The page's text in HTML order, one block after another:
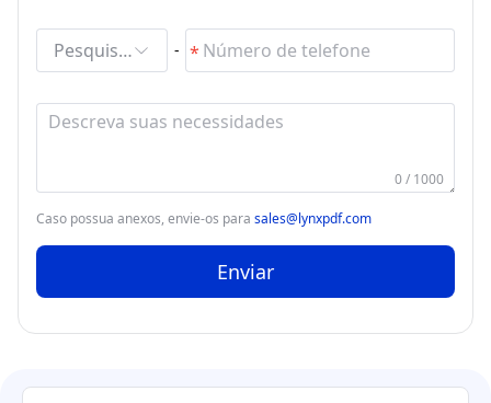
Pesquisar e selecionar -
0 / 1000
Caso possua anexos, envie-os para sales@lynxpdf.com
Enviar